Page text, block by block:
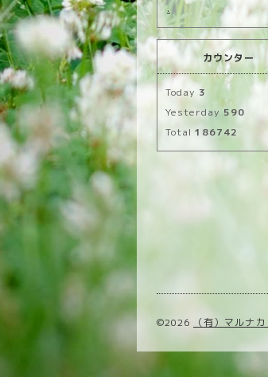
.
カウンター
Today 3
Yesterday 590
Total 186742
©2026 （有）マルナ